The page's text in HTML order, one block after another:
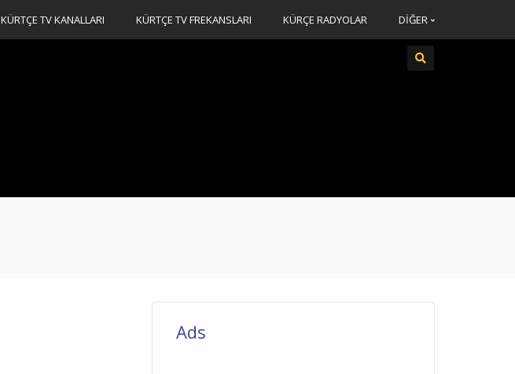
KÜRTÇE TV KANALLARI KÜRTÇE TV FREKANSLARI KÜRÇE RADYOLAR DİĞER
Ads